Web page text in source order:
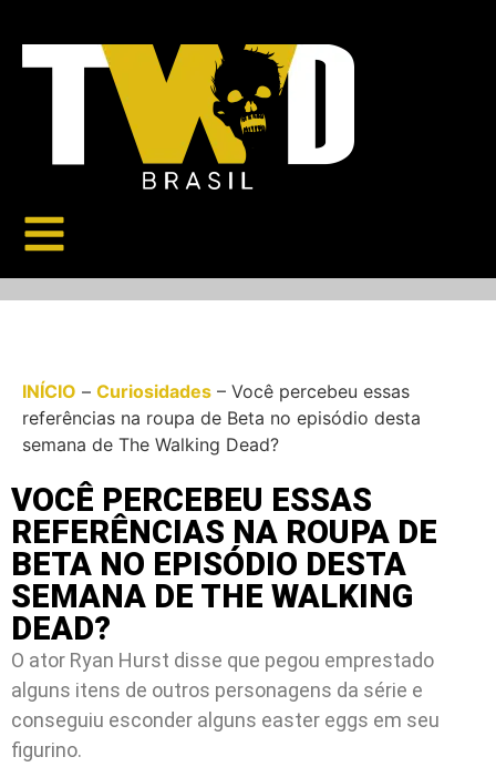
INÍCIO – Curiosidades – Você percebeu essas
referências na roupa de Beta no episódio desta
semana de The Walking Dead?
VOCÊ PERCEBEU ESSAS
REFERÊNCIAS NA ROUPA DE
BETA NO EPISÓDIO DESTA
SEMANA DE THE WALKING
DEAD?
O ator Ryan Hurst disse que pegou emprestado
alguns itens de outros personagens da série e
conseguiu esconder alguns easter eggs em seu
figurino.